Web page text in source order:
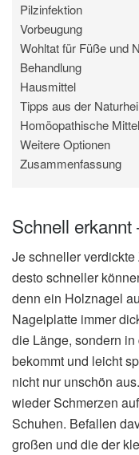
Pilzinfektion
Vorbeugung
Wohltat für Füße und
Behandlung
Hausmittel
Tipps aus der
Homöopathische Mittel
Weitere Optionen
Zusammenfassung
Schnell
Je schneller
desto schneller
denn ein Holznagel
Nagelplatte immer
die Länge, sondern
bekommt und leicht
nicht nur unschön
wieder Schmerzen
Schuhen. Befallen
großen und die der